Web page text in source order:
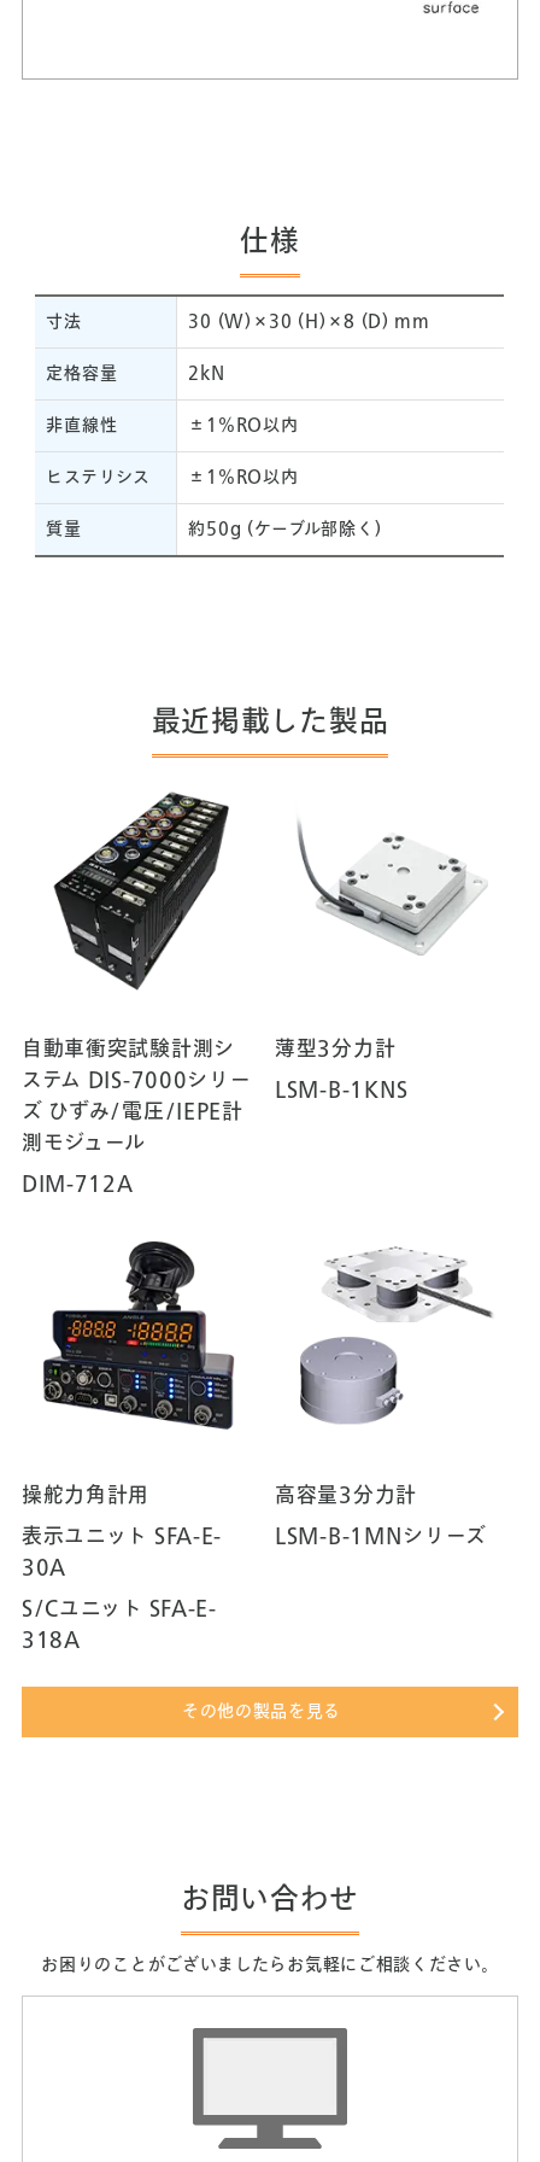
仕様
寸法 30 (W)×30 (H)×8 (D) mm
定格容量 2kN
非直線性 ±1%RO以内
ヒステリシス ±1%RO以内
質量 約50g (ケーブル部除く)
最近掲載した製品
自動車衝突試験計測シ
ステム DIS-7000シリー
ズ ひずみ/電圧/IEPE計
測モジュール
DIM-712A
薄型3分力計
LSM-B-1KNS
操舵力角計用
表示ユニット SFA-E-
30A
S/Cユニット SFA-E-
318A
高容量3分力計
LSM-B-1MNシリーズ
その他の製品を見る
お問い合わせ
お困りのことがございましたらお気軽にご相談ください。